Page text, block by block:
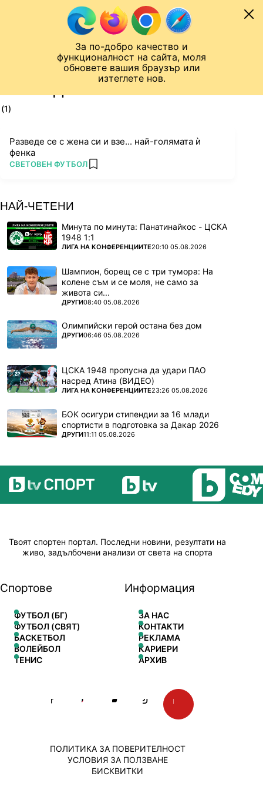
За по-добро качество и
функционалност на сайта, моля
обновете вашия браузър или
изтеглете нов.
Към съдържанието
Лига на Конференциите
(1)
Разведе се с жена си и взе... най-голямата ѝ
фенка
ПОВЕЧЕ ОТ
СВЕТОВЕН ФУТБОЛ add favorites
НАЙ-ЧЕТЕНИ
Минута по минута: Панатинайкос - ЦСКА
1948 1:1
ПОВЕЧЕ ОТ
ЛИГА НА КОНФЕРЕНЦИИТЕ20:10 05.08.2026
Шампион, борещ се с три тумора: На
колене съм и се моля, не само за
живота си...
ПОВЕЧЕ ОТ
ДРУГИ08:40 05.08.2026
Олимпийски герой остана без дом
ПОВЕЧЕ ОТ
ДРУГИ06:46 05.08.2026
ЦСКА 1948 пропусна да удари ПАО
насред Атина (ВИДЕО)
ПОВЕЧЕ ОТ
ЛИГА НА КОНФЕРЕНЦИИТЕ23:26 05.08.2026
БОК осигури стипендии за 16 млади
спортисти в подготовка за Дакар 2026
ПОВЕЧЕ ОТ
ДРУГИ11:11 05.08.2026
Твоят спортен портал. Последни новини, резултати на
живо, задълбочени анализи от света на спорта
Спортове
ФУТБОЛ (БГ)
ФУТБОЛ (СВЯТ)
БАСКЕТБОЛ
ВОЛЕЙБОЛ
ТЕНИС
Информация
ЗА НАС
КОНТАКТИ
РЕКЛАМА
КАРИЕРИ
АРХИВ
ПОЛИТИКА ЗА ПОВЕРИТЕЛНОСТ
УСЛОВИЯ ЗА ПОЛЗВАНЕ
БИСКВИТКИ